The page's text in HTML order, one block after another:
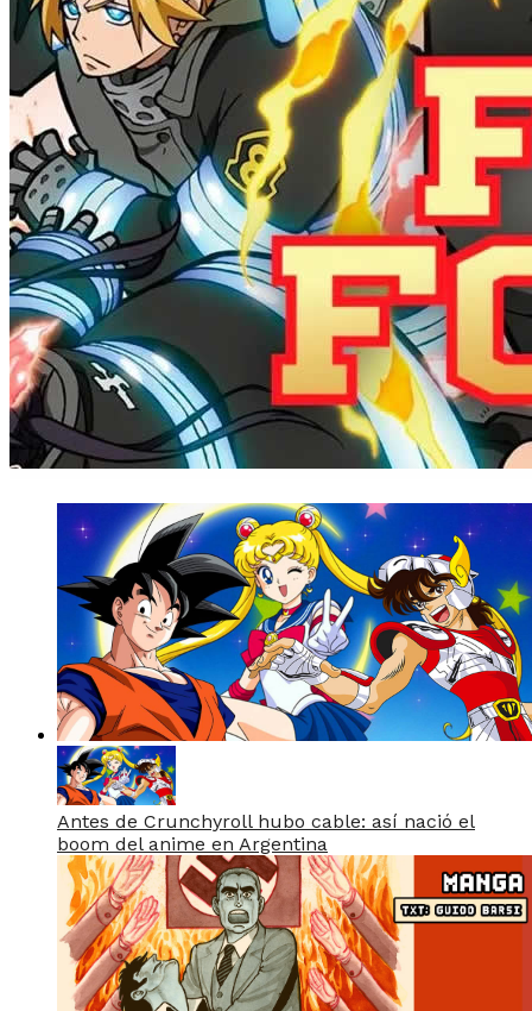
Antes de Crunchyroll hubo cable: así nació el
boom del anime en Argentina